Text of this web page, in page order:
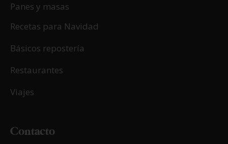
Panes y masas
Recetas para Navidad
Básicos repostería
Restaurantes
Viajes
Contacto